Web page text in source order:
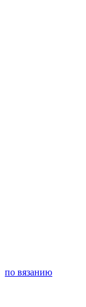
по вязанию